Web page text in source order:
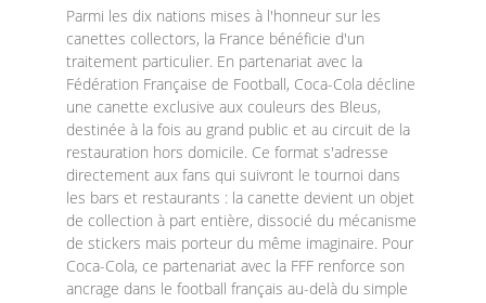
Parmi les dix nations mises à l'honneur sur les
canettes collectors, la France bénéficie d'un
traitement particulier. En partenariat avec la
Fédération Française de Football, Coca-Cola décline
une canette exclusive aux couleurs des Bleus,
destinée à la fois au grand public et au circuit de la
restauration hors domicile. Ce format s'adresse
directement aux fans qui suivront le tournoi dans
les bars et restaurants : la canette devient un objet
de collection à part entière, dissocié du mécanisme
de stickers mais porteur du même imaginaire. Pour
Coca-Cola, ce partenariat avec la FFF renforce son
ancrage dans le football français au-delà du simple